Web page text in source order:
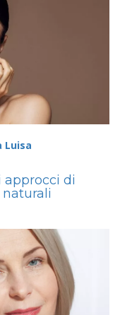
Luisa
approcci di